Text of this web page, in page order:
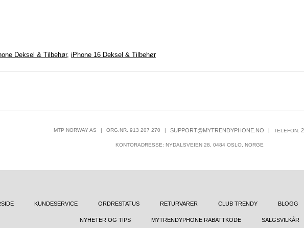
Deksel & Tilbehør, iPhone 16 Deksel & Tilbehør
MTP NORWAY AS | ORG.NR. 913 207 270 | SUPPORT@MYTRENDYPHONE.NO | TELEFON:
KONTORADRESSE: NYDALSVEIEN 28, 0484 OSLO, NORGE
KUNDESERVICE ORDRESTATUS RETURVARER CLUB TRENDY BLOGG
NYHETER OG TIPS MYTRENDYPHONE RABATTKODE SALGSVILKÅR